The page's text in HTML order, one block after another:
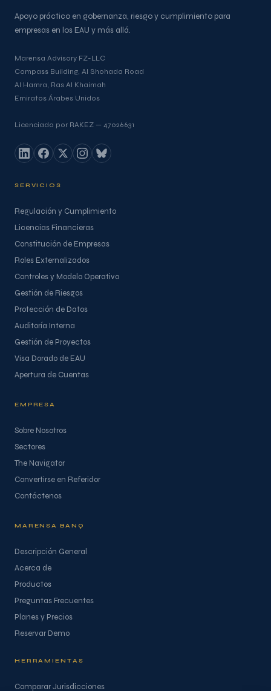
Apoyo práctico en gobernanza, riesgo y cumplimiento para
empresas en los EAU y más allá.
Marensa Advisory FZ-LLC
Compass Building, Al Shohada Road
Al Hamra, Ras Al Khaimah
Emiratos Árabes Unidos
Licenciado por RAKEZ — 47026631
SERVICIOS
Regulación y Cumplimiento
Licencias Financieras
Constitución de Empresas
Roles Externalizados
Controles y Modelo Operativo
Gestión de Riesgos
Protección de Datos
Auditoría Interna
Gestión de Proyectos
Visa Dorado de EAU
Apertura de Cuentas
MARENSA BANQ
Descripción General
Acerca de
Productos
Preguntas Frecuentes
Planes y Precios
Reservar Demo
HERRAMIENTAS
Comparar Jurisdicciones
EMPRESA
Sobre Nosotros
Sectores
The Navigator
Convertirse en Referidor
Contáctenos